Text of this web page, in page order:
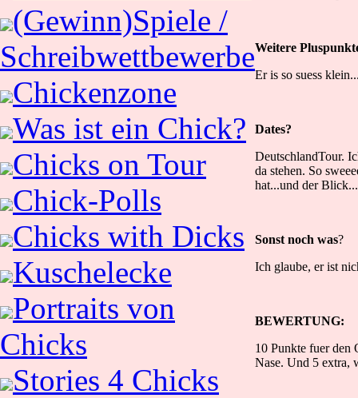
(Gewinn)Spiele /
Schreibwettbewerbe
Chickenzone
Was ist ein Chick?
Chicks on Tour
Chick-Polls
Chicks with Dicks
Kuschelecke
Portraits von
Chicks
Stories 4 Chicks
Weitere
Er is so suess
Dates?
DeutschlandTour.
da stehen. So
hat...und der Blick...
Sonst noch was?
Ich glaube, er ist
BEWERTUNG:
10 Punkte fuer den
Nase. Und 5 extra,